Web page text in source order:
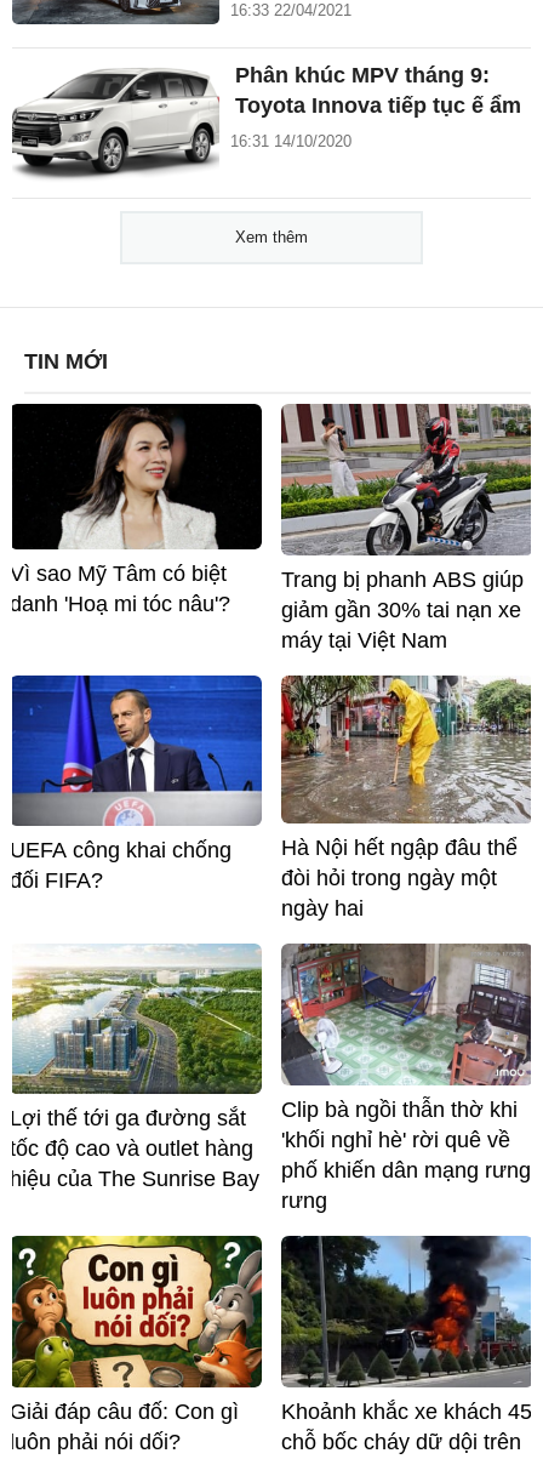
16:33 22/04/2021
Phân khúc MPV tháng 9:
Toyota Innova tiếp tục ế ẩm
16:31 14/10/2020
Xem thêm
TIN MỚI
Vì sao Mỹ Tâm có biệt
danh 'Hoạ mi tóc nâu'?
Trang bị phanh ABS giúp
giảm gần 30% tai nạn xe
máy tại Việt Nam
UEFA công khai chống
đối FIFA?
Hà Nội hết ngập đâu thể
đòi hỏi trong ngày một
ngày hai
Lợi thế tới ga đường sắt
tốc độ cao và outlet hàng
hiệu của The Sunrise Bay
Clip bà ngồi thẫn thờ khi
'khối nghỉ hè' rời quê về
phố khiến dân mạng rưng
rưng
Giải đáp câu đố: Con gì
luôn phải nói dối?
Khoảnh khắc xe khách 45
chỗ bốc cháy dữ dội trên